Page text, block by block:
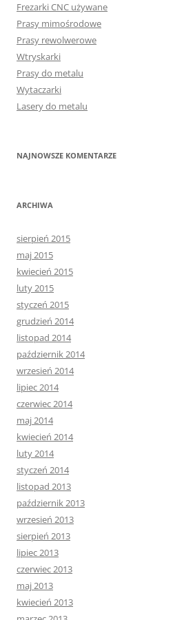
Frezarki CNC używane
Prasy mimośrodowe
Prasy rewolwerowe
Wtryskarki
Prasy do metalu
Wytaczarki
Lasery do metalu
NAJNOWSZE KOMENTARZE
ARCHIWA
sierpień 2015
maj 2015
kwiecień 2015
luty 2015
styczeń 2015
grudzień 2014
listopad 2014
październik 2014
wrzesień 2014
lipiec 2014
czerwiec 2014
maj 2014
kwiecień 2014
luty 2014
styczeń 2014
listopad 2013
październik 2013
wrzesień 2013
sierpień 2013
lipiec 2013
czerwiec 2013
maj 2013
kwiecień 2013